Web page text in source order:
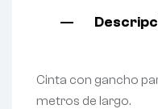
Cinta con gancho
metros de largo.